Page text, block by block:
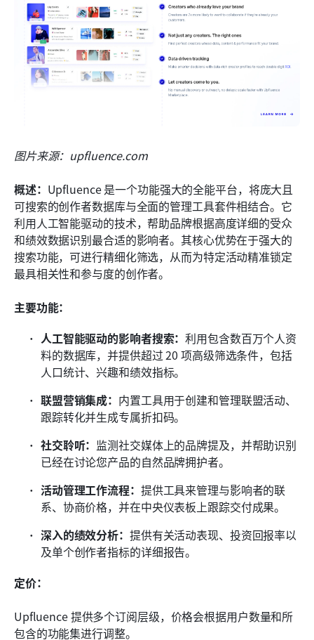
图片来源：upfluence.com
概述： Upfluence 是一个功能强大的全能平台，将庞大且
可搜索的创作者数据库与全面的管理工具套件相结合。它
利用人工智能驱动的技术，帮助品牌根据高度详细的受众
和绩效数据识别最合适的影响者。其核心优势在于强大的
搜索功能，可进行精细化筛选，从而为特定活动精准锁定
最具相关性和参与度的创作者。
主要功能：
人工智能驱动的影响者搜索：利用包含数百万个人资
料的数据库，并提供超过 20 项高级筛选条件，包括
人口统计、兴趣和绩效指标。
联盟营销集成： 内置工具用于创建和管理联盟活动、
跟踪转化并生成专属折扣码。
社交聆听： 监测社交媒体上的品牌提及，并帮助识别
已经在讨论您产品的自然品牌拥护者。
活动管理工作流程： 提供工具来管理与影响者的联
系、协商价格，并在中央仪表板上跟踪交付成果。
深入的绩效分析： 提供有关活动表现、投资回报率以
及单个创作者指标的详细报告。
定价：
Upfluence 提供多个订阅层级，价格会根据用户数量和所
包含的功能集进行调整。